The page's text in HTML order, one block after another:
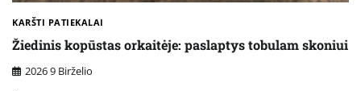
KARŠTI PATIEKALAI
Žiedinis kopūstas orkaitėje: paslaptys tobulam skoniui
2026 9 Birželio